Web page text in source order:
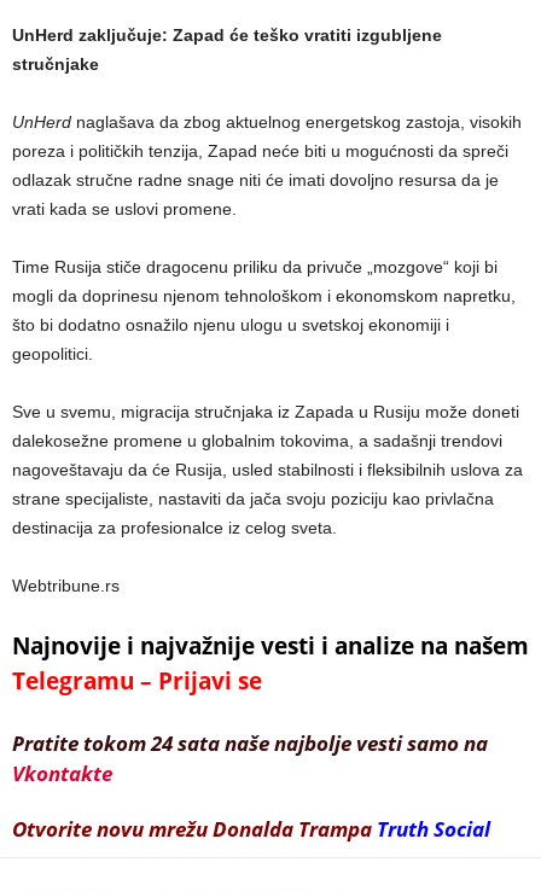
UnHerd zaključuje: Zapad će teško vratiti izgubljene
stručnjake
UnHerd naglašava da zbog aktuelnog energetskog zastoja, visokih
poreza i političkih tenzija, Zapad neće biti u mogućnosti da spreči
odlazak stručne radne snage niti će imati dovoljno resursa da je
vrati kada se uslovi promene.
Time Rusija stiče dragocenu priliku da privuče „mozgove“ koji bi
mogli da doprinesu njenom tehnološkom i ekonomskom napretku,
što bi dodatno osnažilo njenu ulogu u svetskoj ekonomiji i
geopolitici.
Sve u svemu, migracija stručnjaka iz Zapada u Rusiju može doneti
dalekosežne promene u globalnim tokovima, a sadašnji trendovi
nagoveštavaju da će Rusija, usled stabilnosti i fleksibilnih uslova za
strane specijaliste, nastaviti da jača svoju poziciju kao privlačna
destinacija za profesionalce iz celog sveta.
Webtribune.rs
Najnovije i najvažnije vesti i analize na našem
Telegramu – Prijavi se
Pratite tokom 24 sata naše najbolje vesti samo na
Vkontakte
Otvorite novu mrežu Donalda Trampa Truth Social